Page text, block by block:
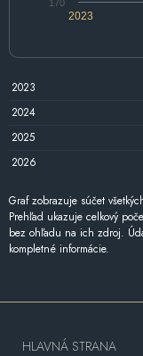
2023
170
2023
2024
2025
2026
Graf zobrazuje súčet
Prehľad ukazuje celkový
bez ohľadu na ich zdroj.
kompletné informácie.
HLAVNÁ STRANA